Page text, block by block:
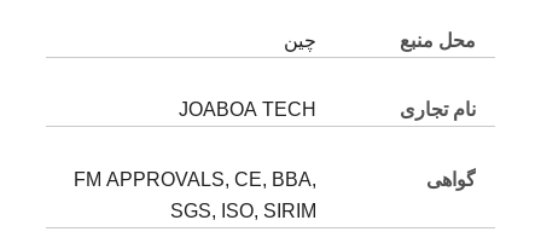
محل منبع چین
نام تجاری JOABOA TECH
گواهی
FM APPROVALS, CE, BBA,
SGS, ISO, SIRIM